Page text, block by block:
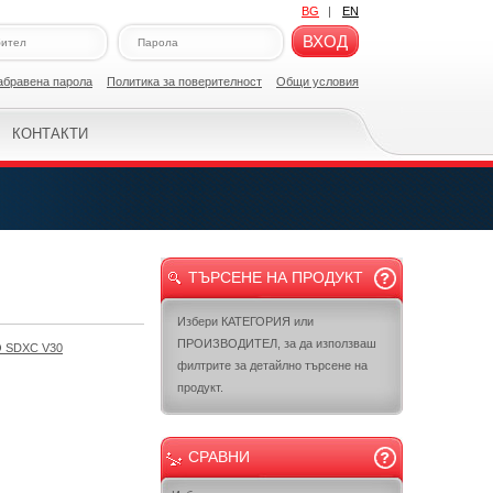
BG | EN
ВХОД
парола Политикa за поверителност Общи условия
КОНТАКТИ
SDXC V30
ТЪРСЕНЕ НА ПРОДУКТ
Избери КАТЕГОРИЯ или
ПРОИЗВОДИТЕЛ, за да използваш
филтрите за детайлно търсене на
продукт.
СРАВНИ